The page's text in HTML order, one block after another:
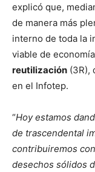
explicó que,
de manera más
interno de toda la
viable de
reutilización (3R),
en el Infotep.
“Hoy estamos
de trascendental
contribuiremos
desechos sólidos